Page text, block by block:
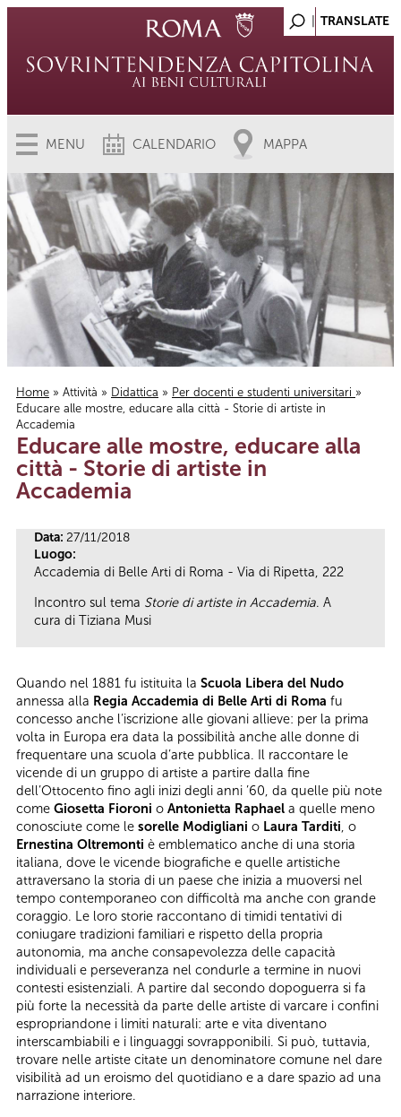
MENU CALENDARIO MAPPA
Tu sei qui
Home » Attività » Didattica » Per docenti e studenti universitari »
Educare alle mostre, educare alla città - Storie di artiste in
Accademia
Educare alle mostre, educare alla
città - Storie di artiste in
Accademia
Data: 27/11/2018
Luogo:
Accademia di Belle Arti di Roma - Via di Ripetta, 222
Incontro sul tema Storie di artiste in Accademia. A
cura di Tiziana Musi
Quando nel 1881 fu istituita la Scuola Libera del Nudo
annessa alla Regia Accademia di Belle Arti di Roma fu
concesso anche l’iscrizione alle giovani allieve: per la prima
volta in Europa era data la possibilità anche alle donne di
frequentare una scuola d’arte pubblica. Il raccontare le
vicende di un gruppo di artiste a partire dalla fine
dell’Ottocento fino agli inizi degli anni ’60, da quelle più note
come Giosetta Fioroni o Antonietta Raphael a quelle meno
conosciute come le sorelle Modigliani o Laura Tarditi, o
Ernestina Oltremonti è emblematico anche di una storia
italiana, dove le vicende biografiche e quelle artistiche
attraversano la storia di un paese che inizia a muoversi nel
tempo contemporaneo con difficoltà ma anche con grande
coraggio. Le loro storie raccontano di timidi tentativi di
coniugare tradizioni familiari e rispetto della propria
autonomia, ma anche consapevolezza delle capacità
individuali e perseveranza nel condurle a termine in nuovi
contesti esistenziali. A partire dal secondo dopoguerra si fa
più forte la necessità da parte delle artiste di varcare i confini
espropriandone i limiti naturali: arte e vita diventano
interscambiabili e i linguaggi sovrapponibili. Si può, tuttavia,
trovare nelle artiste citate un denominatore comune nel dare
visibilità ad un eroismo del quotidiano e a dare spazio ad una
narrazione interiore.